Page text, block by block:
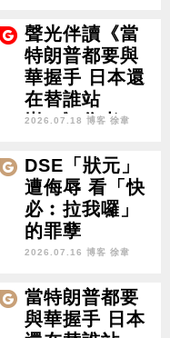
聲光伴讀《當
特朗普都要與
華握手 日本還
在替誰站
崗？》作者：
2026.07.18 博客 徐韋
DSE「狀元」
遭侮辱 看「快
必︰拉我囉」
的罪孽
2026.07.16 博客 徐韋
當特朗普都要
與華握手 日本